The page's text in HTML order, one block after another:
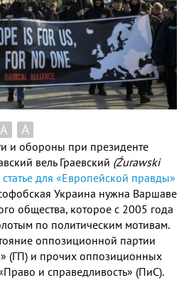
А А
и обороны при президенте
вель Граевский (Źurawski
для «Европейской правды»
Украина нужна Варшаве
общества, которое с 2005 года
по политическим мотивам.
оппозиционной партии
(ГП) и прочих оппозиционных
и справедливость» (ПиС).